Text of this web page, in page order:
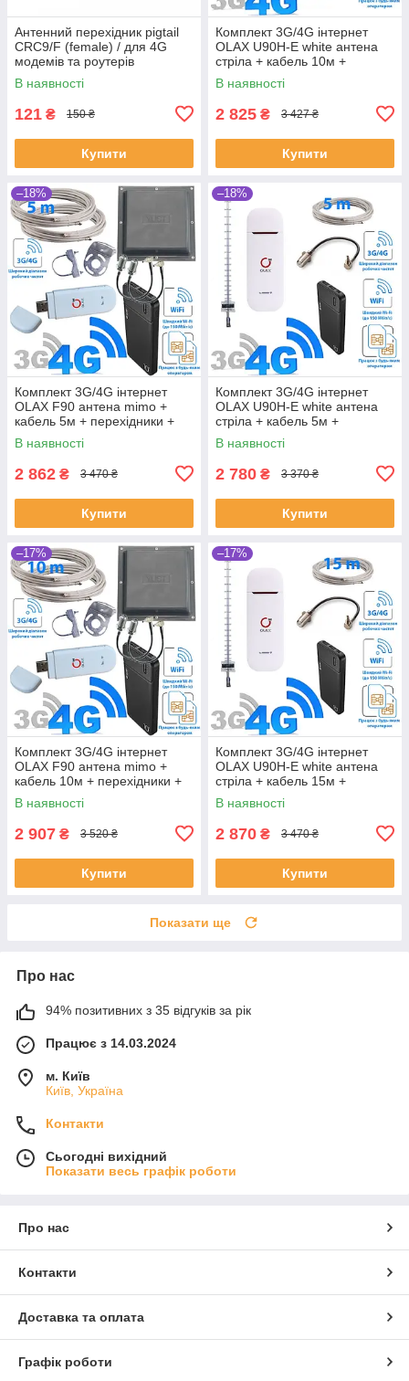
Антенний перехідник pigtail
CRC9/F (female) / для 4G
модемів та роутерів
В наявності
121 ₴ 150 ₴
Купити
Комплект 3G/4G інтернет
OLAX U90H-E white антена
стріла + кабель 10м +
перехідник + павербанк
10000 mAh
В наявності
2 825 ₴ 3 427 ₴
Купити
–18%
Комплект 3G/4G інтернет
OLAX F90 антена mimo +
кабель 5м + перехідники +
павербанк 10000 mAh
В наявності
2 862 ₴ 3 470 ₴
Купити
–18%
Комплект 3G/4G інтернет
OLAX U90H-E white антена
стріла + кабель 5м +
перехідник + павербанк
10000 mAh
В наявності
2 780 ₴ 3 370 ₴
Купити
–17%
Комплект 3G/4G інтернет
OLAX F90 антена mimo +
кабель 10м + перехідники +
павербанк 10000 mAh
В наявності
2 907 ₴ 3 520 ₴
Купити
–17%
Комплект 3G/4G інтернет
OLAX U90H-E white антена
стріла + кабель 15м +
перехідник + павербанк
10000 mAh
В наявності
2 870 ₴ 3 470 ₴
Купити
Показати ще
Про нас
94% позитивних з 35 відгуків за рік
Працює з 14.03.2024
м. Київ
Київ, Україна
Контакти
Сьогодні вихідний
Показати весь графік роботи
Про нас
Контакти
Доставка та оплата
Графік роботи